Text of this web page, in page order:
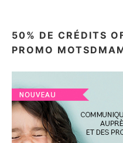
50% DE CRÉDITS
PROMO